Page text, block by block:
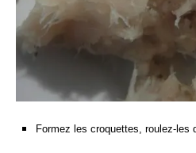
Formez les croquettes, roulez-les